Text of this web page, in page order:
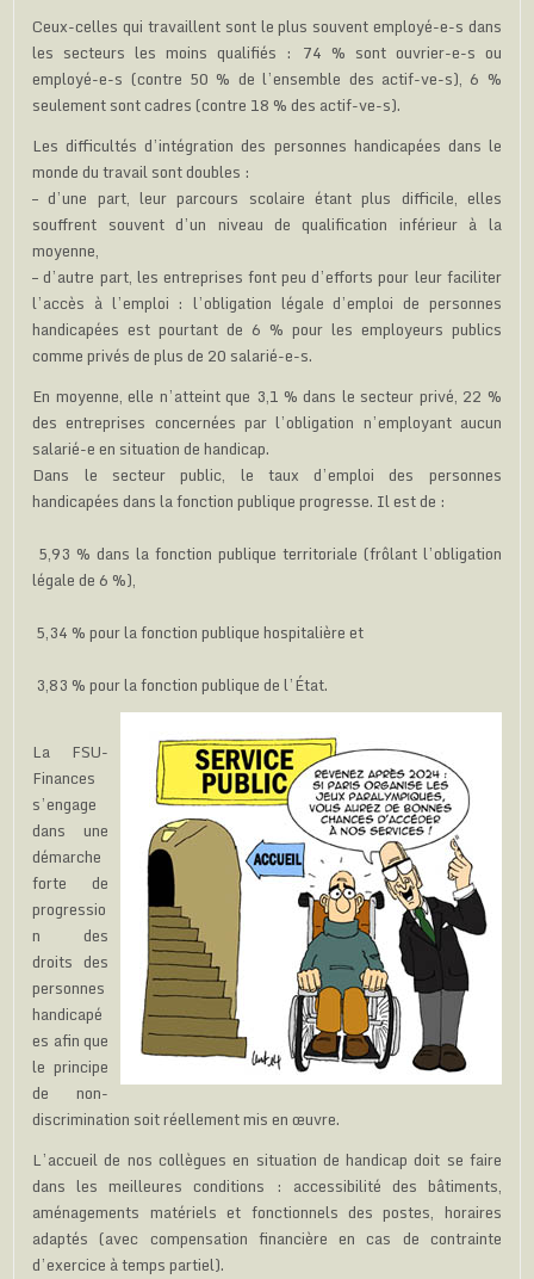
Ceux-celles qui travaillent sont le plus souvent employé-e-s dans
les secteurs les moins qualifiés : 74 % sont ouvrier-e-s ou
employé-e-s (contre 50 % de l’ensemble des actif-ve-s), 6 %
seulement sont cadres (contre 18 % des actif-ve-s).
Les difficultés d’intégration des personnes handicapées dans le
monde du travail sont doubles :
– d’une part, leur parcours scolaire étant plus difficile, elles
souffrent souvent d’un niveau de qualification inférieur à la
moyenne,
– d’autre part, les entreprises font peu d’efforts pour leur faciliter
l’accès à l’emploi : l’obligation légale d’emploi de personnes
handicapées est pourtant de 6 % pour les employeurs publics
comme privés de plus de 20 salarié-e-s.
En moyenne, elle n’atteint que 3,1 % dans le secteur privé, 22 %
des entreprises concernées par l’obligation n’employant aucun
salarié-e en situation de handicap.
Dans le secteur public, le taux d’emploi des personnes
handicapées dans la fonction publique progresse. Il est de :
5,93 % dans la fonction publique territoriale (frôlant l’obligation
légale de 6 %),
5,34 % pour la fonction publique hospitalière et
3,83 % pour la fonction publique de l’État.
La FSU-
Finances
s’engage
dans une
démarche
forte de
progressio
n des
droits des
personnes
handicapé
es afin que
le principe
de non-
discrimination soit réellement mis en œuvre.
L’accueil de nos collègues en situation de handicap doit se faire
dans les meilleures conditions : accessibilité des bâtiments,
aménagements matériels et fonctionnels des postes, horaires
adaptés (avec compensation financière en cas de contrainte
d’exercice à temps partiel).